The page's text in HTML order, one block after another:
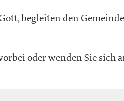
begleiten den
oder wenden Sie